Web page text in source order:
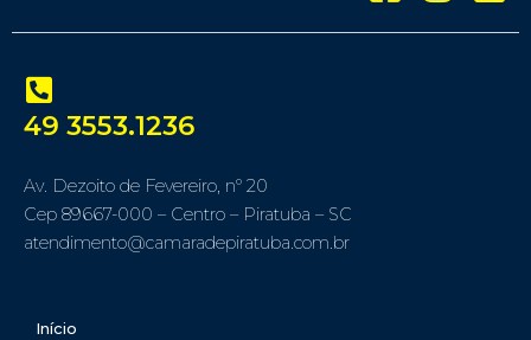
49 3553.1236
Av. Dezoito de Fevereiro, nº 20
Cep 89667-000 – Centro – Piratuba – SC
atendimento@camaradepiratuba.com.br
Início